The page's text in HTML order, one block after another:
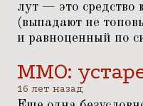
лут — это средство
(выпадают не
и равноценный по
ММО:
16 лет назад